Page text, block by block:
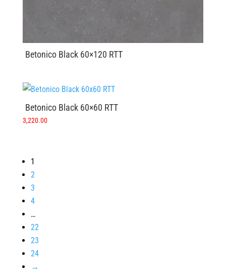
Betonico Black 60×120 RTT
Betonico Black 60×60 RTT
3,220.00
1
2
3
4
…
22
23
24
→